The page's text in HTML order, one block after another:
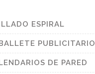
ESPIRAL
PUBLICITARIO
DE PARED